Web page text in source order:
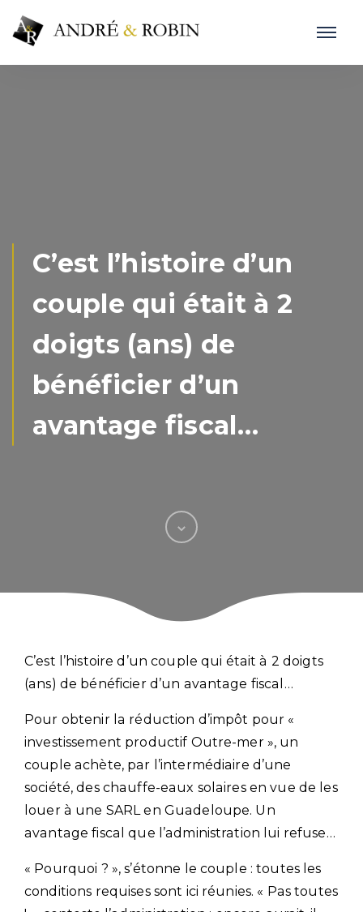
C’est l’histoire d’un
couple qui était à 2
doigts (ans) de
bénéficier d’un
avantage fiscal…
C’est l’histoire d’un couple qui était à 2 doigts
(ans) de bénéficier d’un avantage fiscal…
Pour obtenir la réduction d’impôt pour «
investissement productif Outre-mer », un
couple achète, par l’intermédiaire d’une
société, des chauffe-eaux solaires en vue de les
louer à une SARL en Guadeloupe. Un
avantage fiscal que l’administration lui refuse…
« Pourquoi ? », s’étonne le couple : toutes les
conditions requises sont ici réunies. « Pas toutes